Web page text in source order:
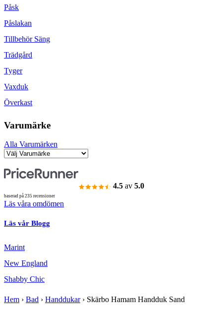
Påsk
Påslakan
Tillbehör Säng
Trädgård
Tyger
Vaxduk
Överkast
Varumärke
Alla Varumärken
4.5 av 5.0
baserad på 235 recensioner
Läs våra omdömen
Läs vår Blogg
Marint
New England
Shabby Chic
Hem › Bad › Handdukar› Skärbo Hamam Handduk Sand